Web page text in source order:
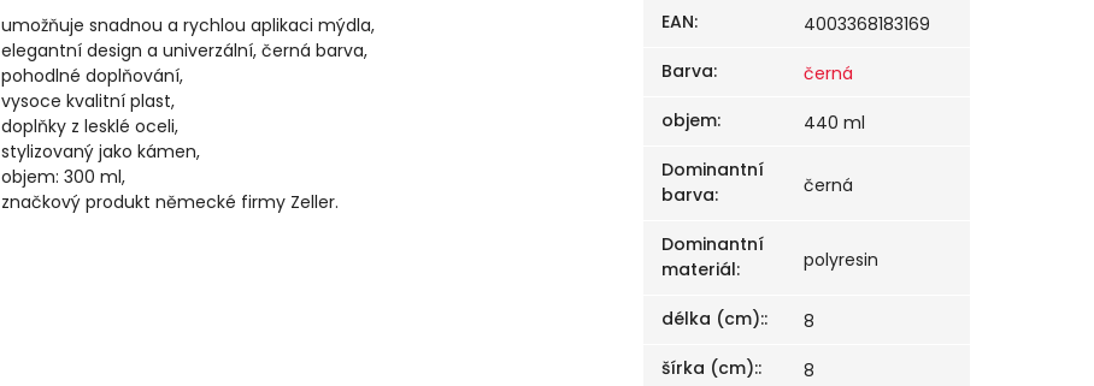
umožňuje snadnou a rychlou aplikaci mýdla,
elegantní design a univerzální, černá barva,
pohodlné doplňování,
vysoce kvalitní plast,
doplňky z lesklé oceli,
stylizovaný jako kámen,
objem: 300 ml,
značkový produkt německé firmy Zeller.
EAN:
4003368183169
Barva:
černá
objem:
440 ml
Dominantní
barva: černá
Dominantní
materiál: polyresin
délka (cm)::
8
šírka (cm)::
8